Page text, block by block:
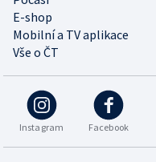
E-shop
Mobilní a TV aplikace
Vše o ČT
Instagram Facebook